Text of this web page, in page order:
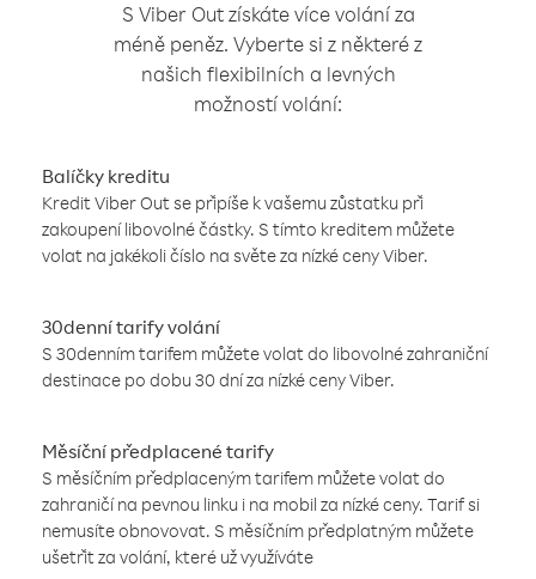
S Viber Out získáte více volání za
méně peněz. Vyberte si z některé z
našich flexibilních a levných
možností volání:
Balíčky kreditu
Kredit Viber Out se připíše k vašemu zůstatku při
zakoupení libovolné částky. S tímto kreditem můžete
volat na jakékoli číslo na světe za nízké ceny Viber.
30denní tarify volání
S 30denním tarifem můžete volat do libovolné zahraniční
destinace po dobu 30 dní za nízké ceny Viber.
Měsíční předplacené tarify
S měsíčním předplaceným tarifem můžete volat do
zahraničí na pevnou linku i na mobil za nízké ceny. Tarif si
nemusíte obnovovat. S měsíčním předplatným můžete
ušetřit za volání, které už využíváte